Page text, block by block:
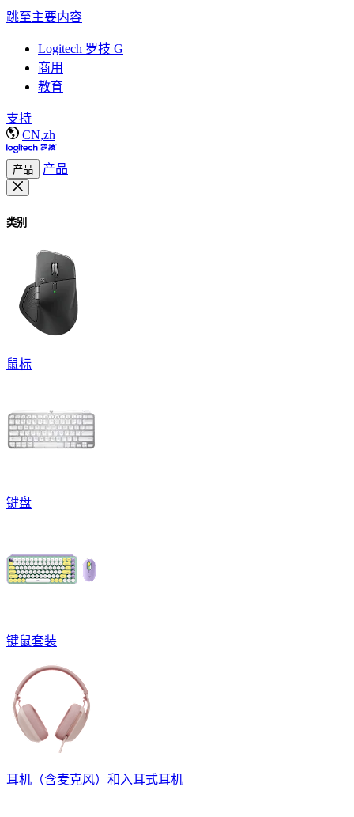
跳至主要内容
Logitech 罗技 G
商用
教育
支持
CN,zh
产品 产品
类别
鼠标
键盘
键鼠套装
耳机（含麦克风）和入耳式耳机